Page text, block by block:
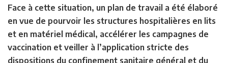
Face à cette situation, un plan de travail a été élaboré
en vue de pourvoir les structures hospitalières en lits
et en matériel médical, accélérer les campagnes de
vaccination et veiller à l’application stricte des
dispositions du confinement sanitaire général et du